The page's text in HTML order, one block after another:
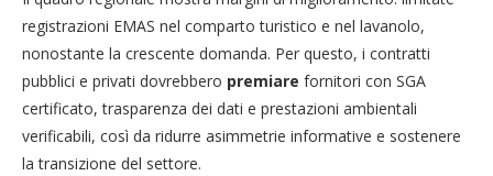
registrazioni EMAS nel comparto turistico e nel lavanolo,
nonostante la crescente domanda. Per questo, i contratti
pubblici e privati dovrebbero premiare fornitori con SGA
certificato, trasparenza dei dati e prestazioni ambientali
verificabili, così da ridurre asimmetrie informative e sostenere
la transizione del settore.